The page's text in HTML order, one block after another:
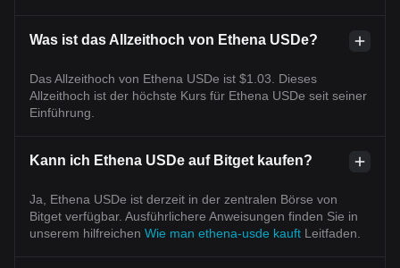
Was ist das Allzeithoch von Ethena USDe?
Das Allzeithoch von Ethena USDe ist $1.03. Dieses
Allzeithoch ist der höchste Kurs für Ethena USDe seit seiner
Einführung.
Kann ich Ethena USDe auf Bitget kaufen?
Ja, Ethena USDe ist derzeit in der zentralen Börse von
Bitget verfügbar. Ausführlichere Anweisungen finden Sie in
unserem hilfreichen Wie man ethena-usde kauft Leitfaden.